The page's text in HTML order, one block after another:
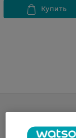
Каталог